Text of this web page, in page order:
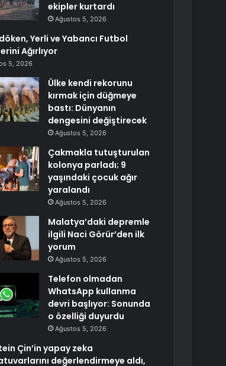
ekipler kurtardı
Ağustos 5, 2026
Yerli ve Yabancı Futbol
Ağırlıyor
5, 2026
Ülke kendi rekorunu
kırmak için düğmeye
bastı: Dünyanın
dengesini değiştirecek
Ağustos 5, 2026
Çakmakla tutuşturulan
kolonya parladı; 9
yaşındaki çocuk ağır
yaralandı
Ağustos 5, 2026
Malatya’daki depremle
ilgili Naci Görür’den ilk
yorum
Ağustos 5, 2026
Telefon olmadan
WhatsApp kullanma
devri başlıyor: Sonunda
o özelliği duyurdu
Ağustos 5, 2026
Çin’in yapay zeka
değerlendirmeye aldı,